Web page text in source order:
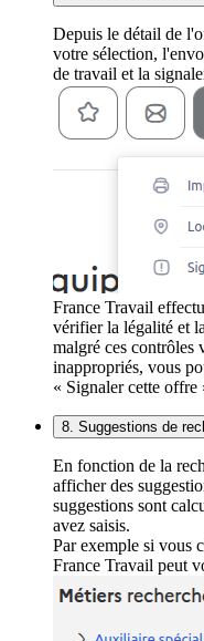
Depuis le détail de
votre sélection,
de travail et la
France Travail
vérifier la légalité et
malgré ces contrôles
inappropriés, vous
« Signaler cette offre
8. Suggestions de
En fonction de la
afficher des
suggestions sont
avez saisis.
Par exemple si vous
France Travail peut